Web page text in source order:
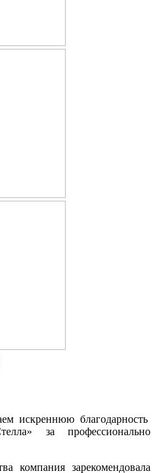
искреннюю благодарность
за профессионально
компания зарекомендовала